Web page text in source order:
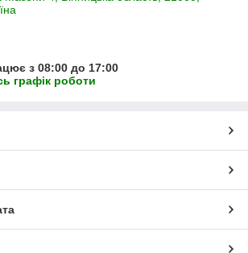
з 08:00 до 17:00
графік роботи